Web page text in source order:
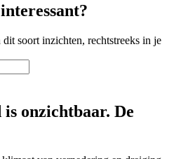
soort inzichten, rechtstreeks in je
onzichtbaar. De